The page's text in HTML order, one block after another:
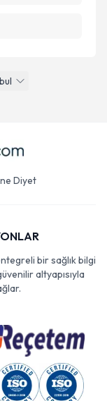
Diyet
bir sağlık bilgi
altyapısıyla